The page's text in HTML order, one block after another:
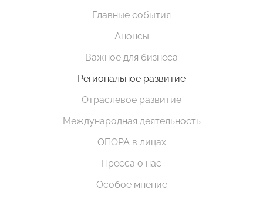
Главные события
Анонсы
Важное для бизнеса
Региональное развитие
Отраслевое развитие
Международная деятельность
ОПОРА в лицах
Пресса о нас
Особое мнение